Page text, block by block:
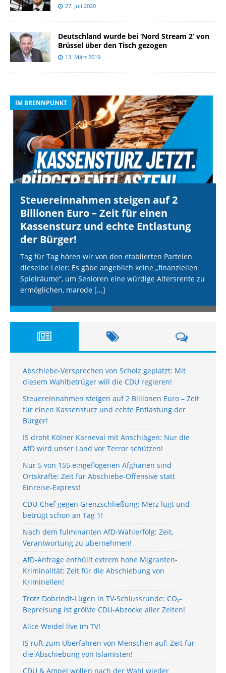
27. Juli 2020
Deutschland wurde bei ‘Nord Stream 2’ von
Brüssel über den Tisch gezogen
13. März 2019
IM BRENNPUNKT
Steuereinnahmen steigen auf 2
Billionen Euro – Zeit für einen
Kassensturz und echte Entlastung
der Bürger!
Tag für Tag hören wir von den etablierten Parteien
dieselbe Leier: Es gäbe angeblich keine „finanziellen
Spielräume“, um Senioren eine würdige Altersrente zu
ermöglichen, marode [...]
Abschiebe-Versprechen von Scholz geplatzt: Mit
diesem Wahlbetrüger will die CDU regieren!
Steuereinnahmen steigen auf 2 Billionen Euro – Zeit
für einen Kassensturz und echte Entlastung der
Bürger!
IS droht Kölner Karneval mit Anschlägen: Nur die
AfD wird unser Land vor Terror schützen!
Nur 5 von 155 eingeflogenen Afghanen sind
Ortskräfte: Zeit für Abschiebe-Offensive statt
Einreise-Express!
CDU-Chef gegen Grenzschließung: Merz lügt und
betrügt schon an Tag 1!
Nach dem fulminanten AfD-Wahlerfolg: Zeit,
Verantwortung zu übernehmen!
AfD-Anfrage enthüllt extrem hohe Migranten-
Kriminalität: Zeit für die Abschiebung von
Kriminellen!
Trotz Dobrindt-Lügen in TV-Schlussrunde: CO₂-
Bepreisung ist größte CDU-Abzocke aller Zeiten!
Alice Weidel live im TV!
IS ruft zum Überfahren von Menschen auf: Zeit für
die Abschiebung von Islamisten!
CDU & Ampel wollen nach der Wahl wieder